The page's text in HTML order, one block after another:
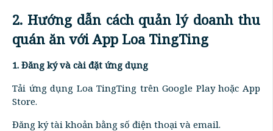
2. Hướng dẫn cách quản lý doanh thu
quán ăn với App Loa TingTing
1. Đăng ký và cài đặt ứng dụng
Tải ứng dụng Loa TingTing trên Google Play hoặc App
Store.
Đăng ký tài khoản bằng số điện thoại và email.